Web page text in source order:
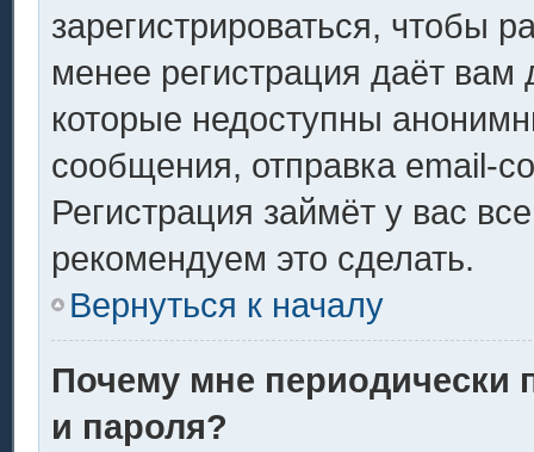
зарегистрироваться, чтобы
менее регистрация даёт
которые недоступны
сообщения, отправка email-
Регистрация займёт у вас
рекомендуем это сделать.
Вернуться к началу
Почему мне периодически
и пароля?